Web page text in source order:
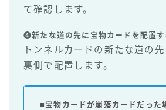
て確認します。
❹新たな道の先に宝物カードを配置す
トンネルカードの新たな道の
裏側で配置します。
■宝物カードが崩落カードだった